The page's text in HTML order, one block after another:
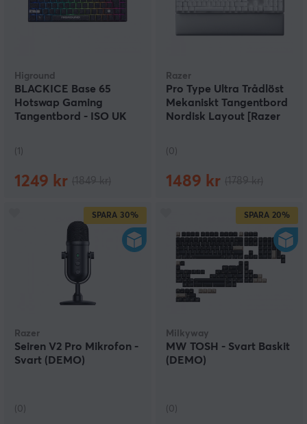
Higround
BLACKICE Base 65
Hotswap Gaming
Tangentbord - ISO UK
(1)
1249 kr
Razer
Pro Type Ultra Trådlöst
Mekaniskt Tangentbord
Nordisk Layout [Razer
(0)
1489 kr
SPARA 30%
Razer
Seiren V2 Pro Mikrofon -
Svart (DEMO)
(0)
SPARA 20%
Milkyway
MW TOSH - Svart Baskit
(DEMO)
(0)